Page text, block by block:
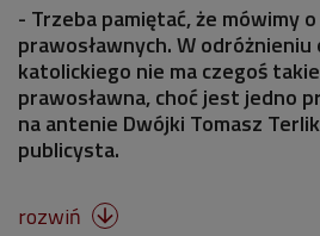
- Trzeba pamiętać, że mówimy
prawosławnych. W odróżnieniu
katolickiego nie ma czegoś
prawosławna, choć jest jedno
na antenie Dwójki Tomasz
publicysta.
rozwiń 